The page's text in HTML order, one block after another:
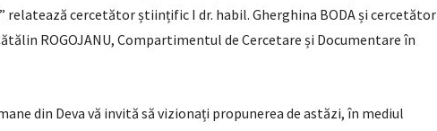
relatează cercetător științific I dr. habil. Gherghina BODA și cercetător
ROGOJANU, Compartimentul de Cercetare și Documentare în
din Deva vă invită să vizionați propunerea de astăzi, în mediul